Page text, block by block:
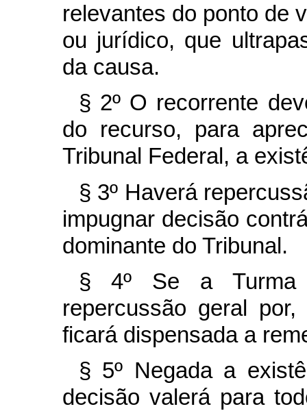
relevantes do ponto de
ou jurídico, que
da causa.
§ 2º O recorrente
do recurso, para
Tribunal Federal, a
§ 3º Haverá
impugnar decisão
dominante do Tribunal.
§ 4º Se a Turma
repercussão geral
ficará dispensada a
§ 5º Negada a
decisão valerá para